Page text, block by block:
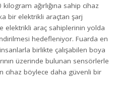
ağırlığına sahip cihaz
bir elektrikli araçtan şarj
elektrikli araç sahiplerinin yolda
hedefleniyor. Fuarda en
birlikte çalışabilen boya
üzerinde bulunan sensörlerle
cihaz böylece daha güvenli bir